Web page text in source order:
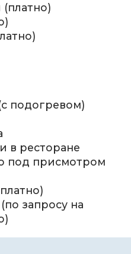
(платно)
подогревом)
в ресторане
под присмотром
запросу на